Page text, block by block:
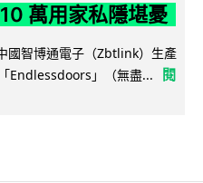
萬用家私隱堪憂
國智博通電子（Zbtlink）生產
Endlessdoors」（無盡...
閱